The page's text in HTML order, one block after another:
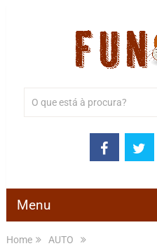
Menu
Home
AUTO